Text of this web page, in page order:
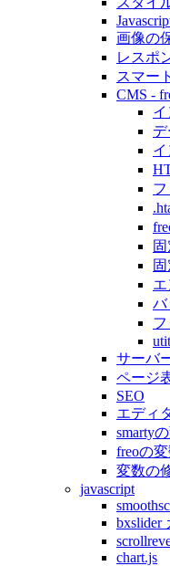
画像の
レスポ
スマー
CMS -
バ
サーバ
ページ
SEO
エディ
smarty
freoの
変数の
javascript
bxslider
chart.js